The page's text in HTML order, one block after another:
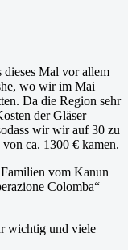
dieses Mal vor allem
wo wir im Mai
Da die Region sehr
der Gläser
wir wir auf 30 zu
ca. 1300 € kamen.
vom Kanun
Colomba“
wichtig und viele